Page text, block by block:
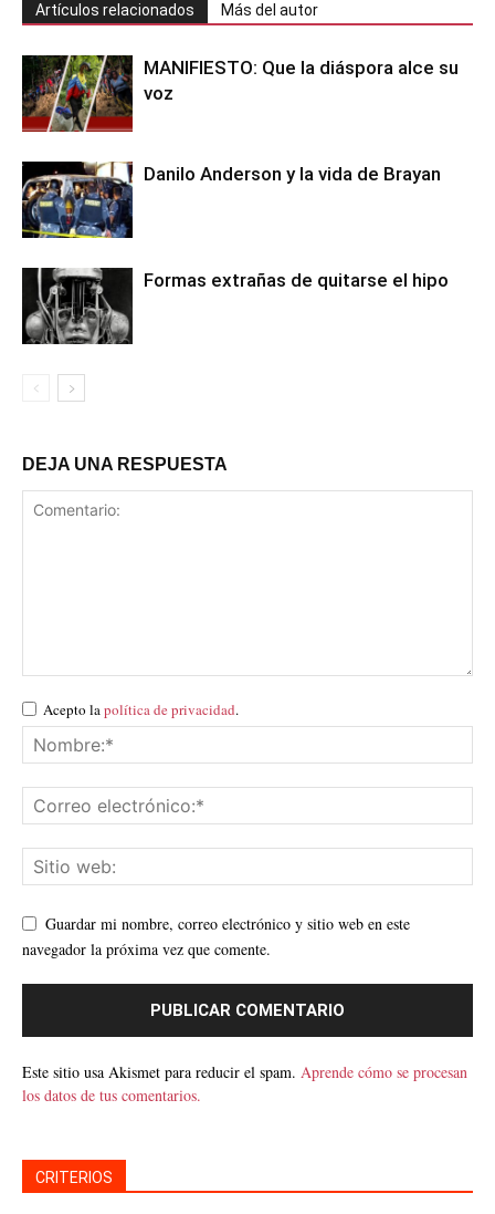
Artículos relacionados Más del autor
MANIFIESTO: Que la diáspora alce su
voz
Danilo Anderson y la vida de Brayan
Formas extrañas de quitarse el hipo
DEJA UNA RESPUESTA
Acepto lapolítica de privacidad.
Guardar mi nombre, correo electrónico y sitio web en este
navegador la próxima vez que comente.
Este sitio usa Akismet para reducir el spam. Aprende cómo se procesan
los datos de tus comentarios.
CRITERIOS